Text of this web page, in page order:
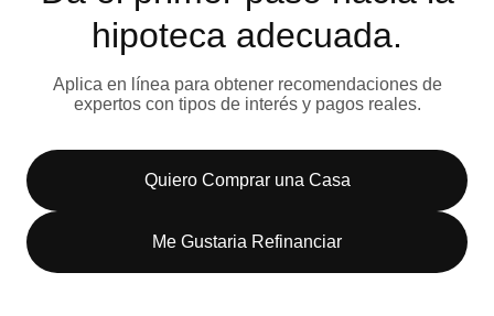
hipoteca adecuada.
Aplica en línea para obtener recomendaciones de
expertos con tipos de interés y pagos reales.
Quiero Comprar una Casa
Me Gustaria Refinanciar